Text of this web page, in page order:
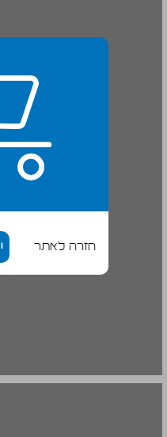
חזרה לאתר
2.1 העיצורים ... 21